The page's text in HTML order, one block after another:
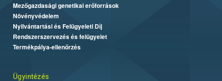
Mezőgazdasági genetikai erőforrások
Növényvédelem
Nyilvántartási és Felügyeleti Díj
Rendszerszervezés és felügyelet
Termékpálya-ellenőrzés
Ügyintézés